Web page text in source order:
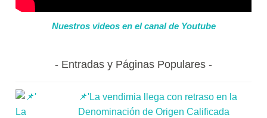
Nuestros videos en el canal de Youtube
Entradas y Páginas Populares
📌'La vendimia llega con retraso en la
Denominación de Origen Calificada